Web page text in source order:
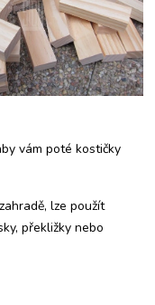
vám poté kostičky
lze použít
překližky nebo